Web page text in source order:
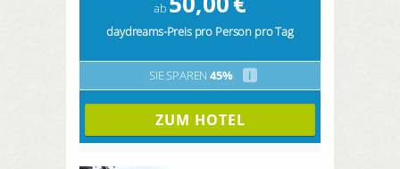
ab
daydreams-Preis pro Person pro Tag
SIE SPAREN 45% i
ZUM HOTEL